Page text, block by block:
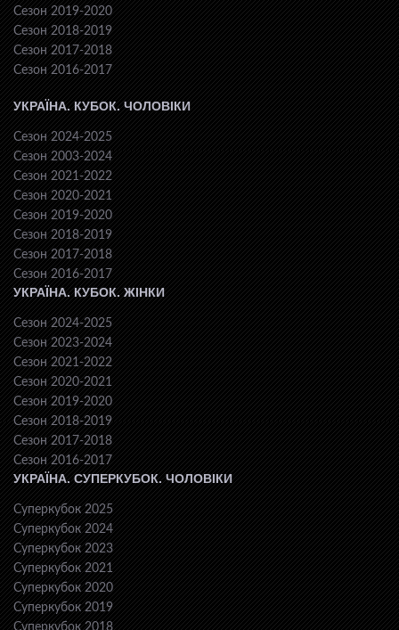
Сезон 2019-2020
Сезон 2018-2019
Сезон 2017-2018
Сезон 2016-2017
УКРАЇНА. КУБОК. ЧОЛОВІКИ
Сезон 2024-2025
Сезон 2003-2024
Сезон 2021-2022
Сезон 2020-2021
Сезон 2019-2020
Сезон 2018-2019
Сезон 2017-2018
Сезон 2016-2017
УКРАЇНА. КУБОК. ЖІНКИ
Сезон 2024-2025
Сезон 2023-2024
Сезон 2021-2022
Сезон 2020-2021
Сезон 2019-2020
Сезон 2018-2019
Сезон 2017-2018
Сезон 2016-2017
УКРАЇНА. СУПЕРКУБОК. ЧОЛОВІКИ
Суперкубок 2025
Суперкубок 2024
Суперкубок 2023
Суперкубок 2021
Суперкубок 2020
Суперкубок 2019
Суперкубок 2018